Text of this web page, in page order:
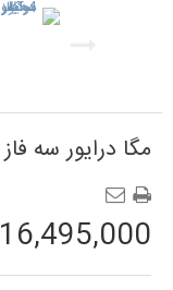
مگا درایور سه فاز 4 کیلو وات
16,495,000 تومان